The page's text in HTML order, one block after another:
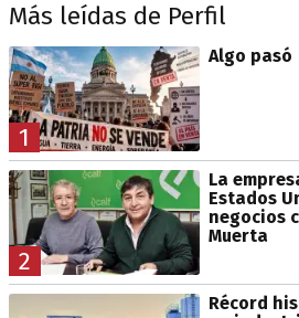
Más leídas de Perfil
1
Algo pasó
2
La
Estados
negocios
Muerta
Récord